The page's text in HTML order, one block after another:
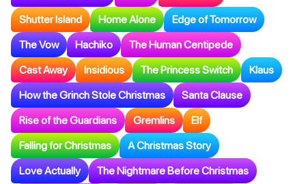
Shutter Island Home Alone Edge of Tomorrow
The Vow Hachiko The Human Centipede
Cast Away Insidious The Princess Switch Klaus
How the Grinch Stole Christmas Santa Clause
Rise of the Guardians Gremlins Elf
Falling for Christmas A Christmas Story
Love Actually The Nightmare Before Christmas